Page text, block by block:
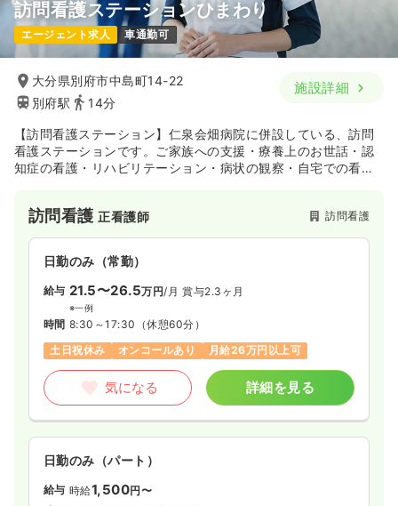
訪問看護ステーションひまわり
エージェント求人 車通勤可
大分県別府市中島町14-22
別府駅
14分
施設詳細
【訪問看護ステーション】仁泉会畑病院に併設している、訪問
看護ステーションです。ご家族への支援・療養上のお世話・認
知症の看護・リハビリテーション・病状の観察・自宅での看取
訪問看護正看護師 訪問看護
日勤のみ（常勤）
給与 21.5〜26.5万円/月 賞与2.3ヶ月
※一例
時間 8:30～17:30 （休憩60分）
土日祝休み
オンコールあり 月給26万円以上可
気になる 詳細を見る
日勤のみ（パート）
給与 時給1,500円〜